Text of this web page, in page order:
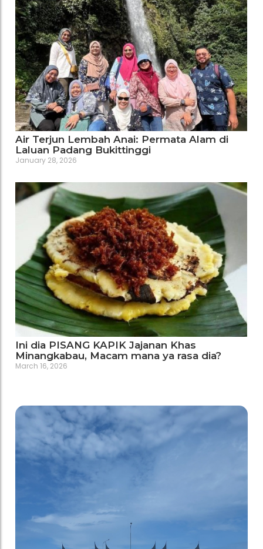
Air Terjun Lembah Anai: Permata Alam di
Laluan Padang Bukittinggi
January 28, 2026
Ini dia PISANG KAPIK Jajanan Khas
Minangkabau, Macam mana ya rasa dia?
March 16, 2026